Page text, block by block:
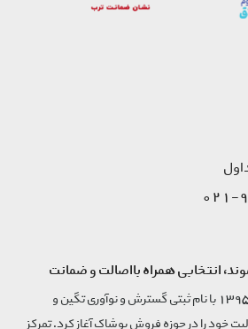
انتخابی همراه بااصالت و ضمانت
فروشگاه تگ موند از سال 1395 با نام ثبتی گسترش و نوآوری تگین و
494131، فعالیت خود را در حوزه فروش پوشاک آغاز کرد. تمرکز